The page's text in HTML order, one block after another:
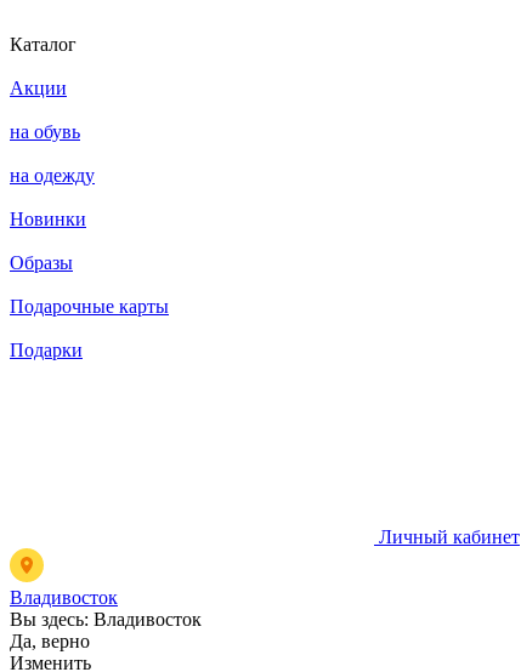
Каталог
Акции
на обувь
на одежду
Новинки
Образы
Подарочные карты
Подарки
Личный кабинет
Владивосток
Вы здесь: Владивосток
Да, верно
Изменить